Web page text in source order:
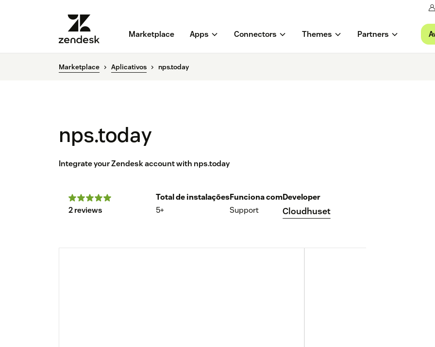
Marketplace Apps Connectors Themes Partners
Marketplace Aplicativos nps.today
nps.today
Integrate your Zendesk account with nps.today
2 reviews
Total de instalações
5+
Funciona com
Support
Developer
Cloudhuset